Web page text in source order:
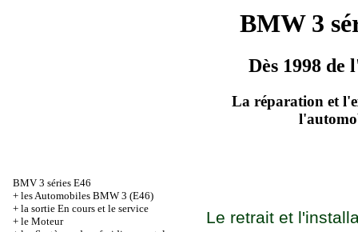
BMW 3
Dès 1998 de
La réparation et
BMV 3 séries Е46
+ les Automobiles BMW 3 (Е46)
+ la sortie En cours et le service
+ le Moteur
Le retrait et